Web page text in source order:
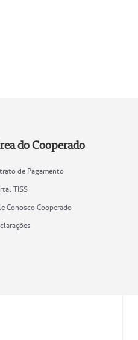
do Cooperado
de Pagamento
TISS
Conosco Cooperado